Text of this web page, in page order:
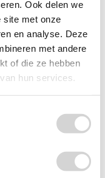
Ook delen we
site met onze
en analyse. Deze
met andere
of die ze hebben
hun services.